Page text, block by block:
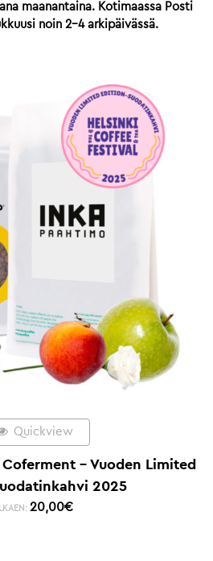
maanantaina. Kotimaassa Posti
noin 2-4 arkipäivässä.
Quickview
– Vuoden Limited
2025
20,00€